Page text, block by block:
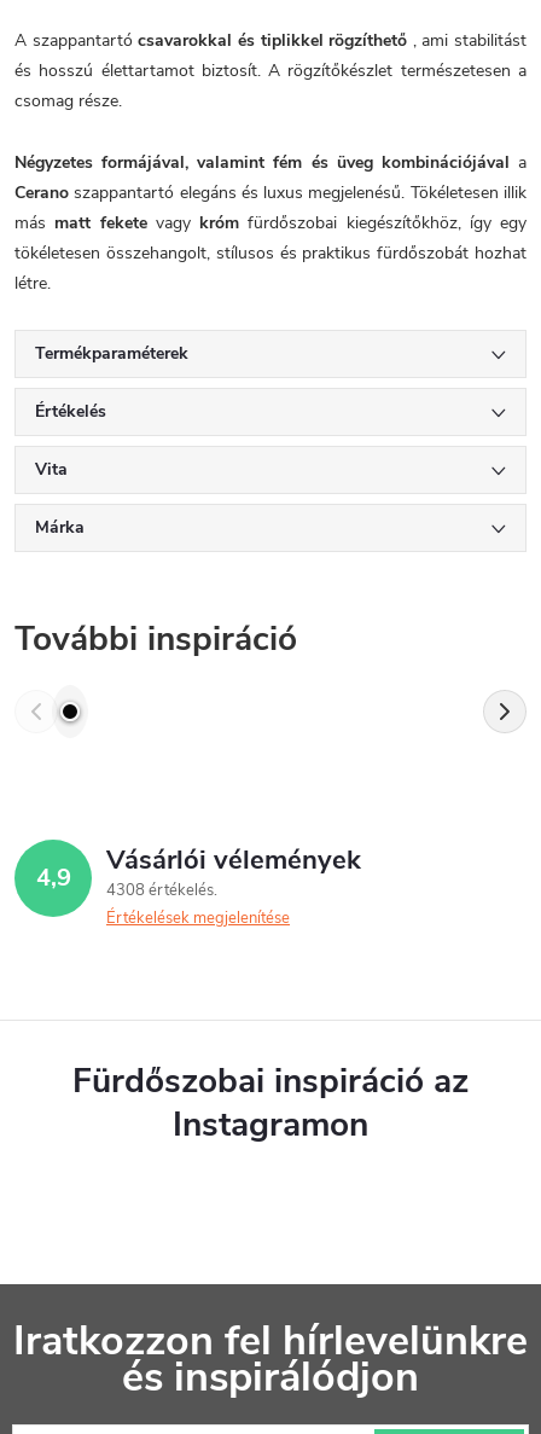
A szappantartócsavarokkal és tiplikkel rögzíthető , ami stabilitást
és hosszú élettartamot biztosít. A rögzítőkészlet természetesen a
csomag része.
Négyzetes formájával, valamint fém és üveg kombinációjával a
Cerano szappantartó elegáns és luxus megjelenésű. Tökéletesen illik
más matt feketevagy króm fürdőszobai kiegészítőkhöz, így egy
tökéletesen összehangolt, stílusos és praktikus fürdőszobát hozhat
létre.
Termékparaméterek
Értékelés
Vita
Márka
További inspiráció
4,9 Vásárlói vélemények
4308 értékelés
Értékelések megjelenítése
Fürdőszobai inspiráció az
Instagramon
áIratkozzon fel hírlevelünkre
és inspirálódjon